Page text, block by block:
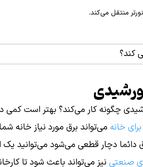
منتقل می‌کند.
چگونه کار می‌کند؟ بهتر است کمی
خانه می‌تواند برق مورد نیاز خانه
دچار قطعی می‌شود می‌توانید یک
صنعتی نیز می‌تواند باعث شود تا